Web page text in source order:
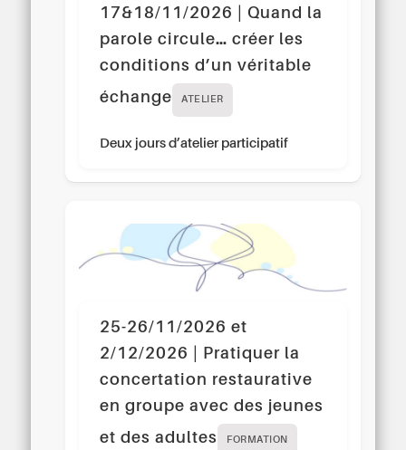
17&18/11/2026 | Quand la
parole circule… créer les
conditions d’un véritable
échange
ATELIER
Deux jours d’atelier participatif
25-26/11/2026 et
2/12/2026 | Pratiquer la
concertation restaurative
en groupe avec des jeunes
et des adultes
FORMATION